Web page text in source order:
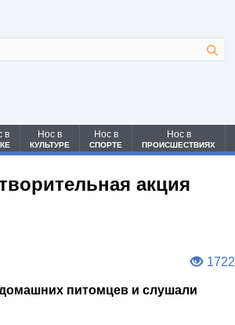
в Нос в
КУЛЬТУРЕ
Нос в
СПОРТЕ
Нос в
ПРОИСШЕСТВИЯХ
акция
1722
питомцев и слушали